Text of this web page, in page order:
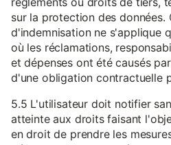
sur la protection des
d'indemnisation ne s'applique
où les réclamations,
et dépenses ont été causés
d'une obligation contractuelle
5.5 L'utilisateur doit notifier
atteinte aux droits faisant
en droit de prendre les